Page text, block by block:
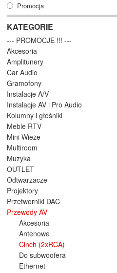
Promocja
KATEGORIE
--- PROMOCJE !!! ---
Akcesoria
Amplitunery
Car Audio
Gramofony
Instalacje A/V
Instalacje AV i Pro Audio
Kolumny i głośniki
Meble RTV
Mini Wieże
Multiroom
Muzyka
OUTLET
Odtwarzacze
Projektory
Przetworniki DAC
Przewody AV
Akcesoria
Antenowe
Cinch (2xRCA)
Do subwoofera
Ethernet